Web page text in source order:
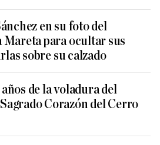
en su foto del
Mareta para ocultar sus
sobre su calzado
de la voladura del
Corazón del Cerro